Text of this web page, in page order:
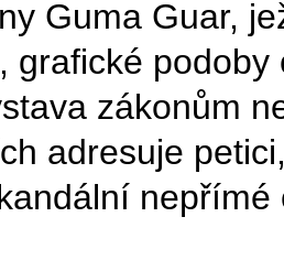
Guma Guar,
grafické
zákonům
adresuje